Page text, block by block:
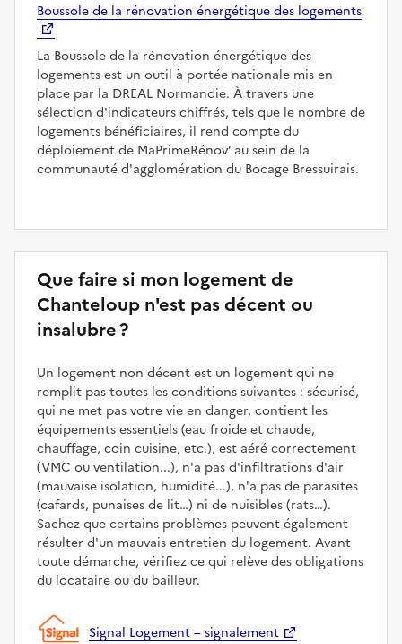
Boussole de la rénovation énergétique des logements
La Boussole de la rénovation énergétique des
logements est un outil à portée nationale mis en
place par la DREAL Normandie. À travers une
sélection d'indicateurs chiffrés, tels que le nombre de
logements bénéficiaires, il rend compte du
déploiement de MaPrimeRénov’ au sein de la
communauté d'agglomération du Bocage Bressuirais.
Que faire si mon logement de
Chanteloup n'est pas décent ou
insalubre ?
Un logement non décent est un logement qui ne
remplit pas toutes les conditions suivantes : sécurisé,
qui ne met pas votre vie en danger, contient les
équipements essentiels (eau froide et chaude,
chauffage, coin cuisine, etc.), est aéré correctement
(VMC ou ventilation...), n'a pas d'infiltrations d'air
(mauvaise isolation, humidité...), n'a pas de parasites
(cafards, punaises de lit…) ni de nuisibles (rats…).
Sachez que certains problèmes peuvent également
résulter d'un mauvais entretien du logement. Avant
toute démarche, vérifiez ce qui relève des obligations
du locataire ou du bailleur.
Signal Logement – signalement